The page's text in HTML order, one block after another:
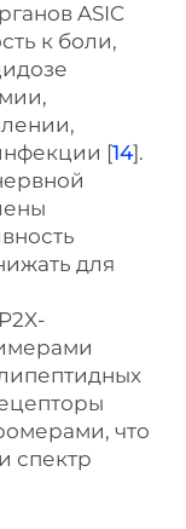
ASIC
к боли,
[14].
для
что
спектр